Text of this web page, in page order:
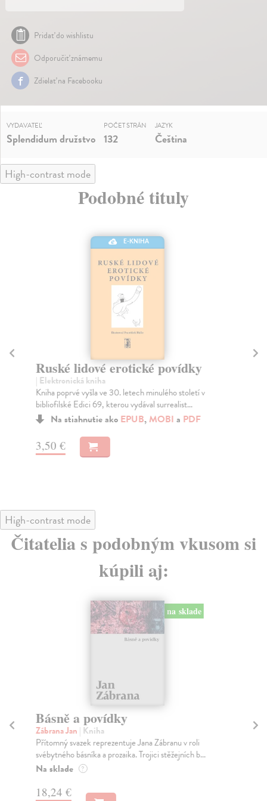
Pridať do wishlistu
Odporučiť známemu
Zdielať na Facebooku
VYDAVATEĽ
Splendidum družstvo
POČET STRÁN
132
JAZYK
Čeština
High-contrast mode
Podobné tituly
E-KNIHA
Ruské lidové erotické povídky
| Elektronická kniha
Kniha poprvé vyšla ve 30. letech minulého století v
bibliofilské Edici 69, kterou vydával surrealist...
Na stiahnutie ako EPUB,MOBI a PDF
3,50 €
High-contrast mode
Čitatelia s podobným vkusom si
kúpili aj:
na sklade
Básně a povídky
Zábrana Jan | Kniha
Přítomný svazek reprezentuje Jana Zábranu v roli
svébytného básníka a prozaika. Trojici stěžejních b...
Na sklade ?
18,24 €